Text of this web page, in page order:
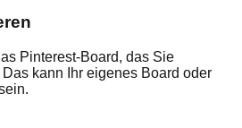
Pinterest-Board, das Sie
kann Ihr eigenes Board oder